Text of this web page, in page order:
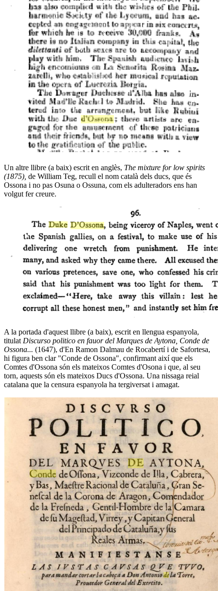
Un altre llibre (a baix) escrit en anglès, The mixture for low spirits
(1875), de William Teg, recull el nom català dels ducs, que és
Ossona i no pas Osuna o Ossuna, com els adulteradors ens han
volgut fer creure.
A la portada d'aquest llibre (a baix), escrit en llengua espanyola,
titulat Discurso politico en fauor del Marques de Aytona, Conde de
Ossona... (1647), d'En Ramon Dalmau de Rocabertí i de Safortesa,
hi figura ben clar "Conde de Ossona", confirmant així que els
Comtes d'Ossona són els mateixos Comtes d'Osona i que, al seu
torn, aquests són els mateixos Ducs d'Ossona. Una nissaga reial
catalana que la censura espanyola ha tergiversat i amagat.